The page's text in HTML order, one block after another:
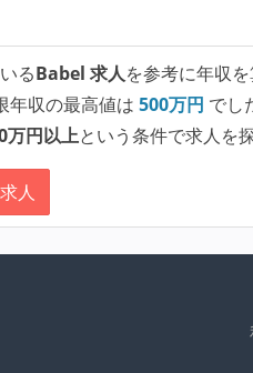
るBabel 求人を参考に年収を
年収の最高値は 500万円 でし
万円以上という条件で求人を
人